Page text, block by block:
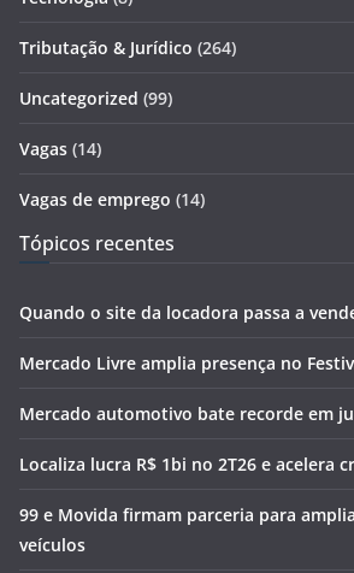
Tributação & Jurídico (264)
Uncategorized (99)
Vagas (14)
Vagas de emprego (14)
Tópicos recentes
Quando o site da locadora passa a
Mercado Livre amplia presença no
Mercado automotivo bate recorde em
Localiza lucra R$ 1bi no 2T26 e acelera
99 e Movida firmam parceria para
veículos